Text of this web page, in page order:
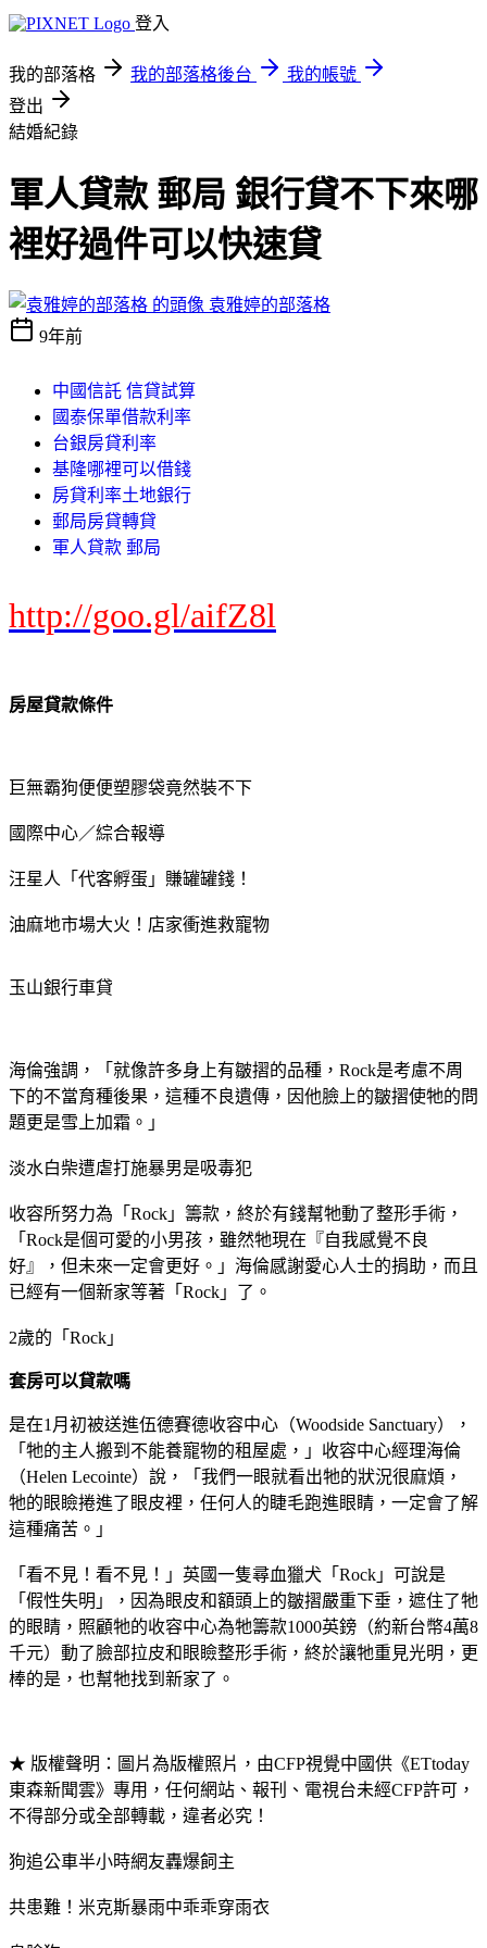
登入
我的部落格 我的部落格後台
我的帳號
登出
結婚紀錄
軍人貸款 郵局 銀行貸不下來哪
裡好過件可以快速貸
袁雅婷的部落格
9年前
中國信託 信貸試算
國泰保單借款利率
台銀房貸利率
基隆哪裡可以借錢
房貸利率土地銀行
郵局房貸轉貸
軍人貸款 郵局
http://goo.gl/aifZ8l
房屋貸款條件
巨無霸狗便便塑膠袋竟然裝不下
國際中心／綜合報導
汪星人「代客孵蛋」賺罐罐錢！
油麻地市場大火！店家衝進救寵物
玉山銀行車貸
海倫強調，「就像許多身上有皺摺的品種，Rock是考慮不周
下的不當育種後果，這種不良遺傳，因他臉上的皺摺使牠的問
題更是雪上加霜。」
淡水白柴遭虐打施暴男是吸毒犯
收容所努力為「Rock」籌款，終於有錢幫牠動了整形手術，
「Rock是個可愛的小男孩，雖然牠現在『自我感覺不良
好』，但未來一定會更好。」海倫感謝愛心人士的捐助，而且
已經有一個新家等著「Rock」了。
2歲的「Rock」
套房可以貸款嗎
是在1月初被送進伍德賽德收容中心（Woodside Sanctuary），
「牠的主人搬到不能養寵物的租屋處，」收容中心經理海倫
（Helen Lecointe）說，「我們一眼就看出牠的狀況很麻煩，
牠的眼瞼捲進了眼皮裡，任何人的睫毛跑進眼睛，一定會了解
這種痛苦。」
「看不見！看不見！」英國一隻尋血獵犬「Rock」可說是
「假性失明」，因為眼皮和額頭上的皺摺嚴重下垂，遮住了牠
的眼睛，照顧牠的收容中心為牠籌款1000英鎊（約新台幣4萬8
千元）動了臉部拉皮和眼瞼整形手術，終於讓牠重見光明，更
棒的是，也幫牠找到新家了。
★ 版權聲明：圖片為版權照片，由CFP視覺中國供《ETtoday
東森新聞雲》專用，任何網站、報刊、電視台未經CFP許可，
不得部分或全部轉載，違者必究！
狗追公車半小時網友轟爆飼主
共患難！米克斯暴雨中乖乖穿雨衣